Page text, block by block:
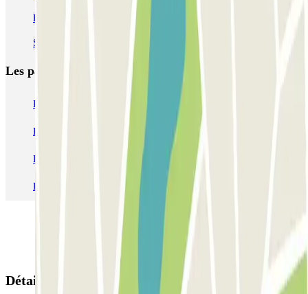
Parking place Tourny près du marché de Noël de Bordeaux
Stationner près de la rue Sainte-Catherine
Les parkings les plus réservés
Parking Paris Parking Gare de Lyon
Parking Charles de Gaulle - Roissy Aeroport
Parking Aéroport Roland Garros La Réunion P4 Longue Durée
Parking Aéroport Barcelone Parking Aéroport Beauvais
Détails de la réservation